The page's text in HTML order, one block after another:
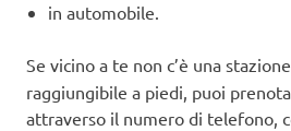
in automobile.
Se vicino a te non c’è una
raggiungibile a piedi, puoi
attraverso il numero di telefono,